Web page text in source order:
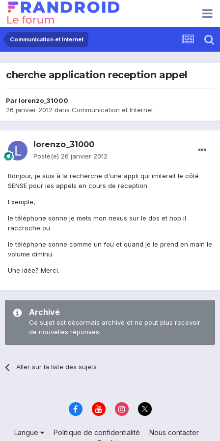
Communication et Internet
cherche application reception appel
Par lorenzo_31000
26 janvier 2012 dans Communication et Internet
lorenzo_31000
Posté(e) 26 janvier 2012
Bonjour, je suis à la recherche d'une appli qui imiterait le côté
SENSE pour les appels en cours de reception.
Exemple,
le téléphone sonne je mets mon nexus sur le dos et hop il
raccroche ou
le téléphone sonne comme un fou et quand je le prend en main le
volume diminu.
Une idée? Merci.
Archivé
Ce sujet est désormais archivé et ne peut plus recevoir
de nouvelles réponses.
Aller sur la liste des sujets
Langue Politique de confidentialité
Nous contacter